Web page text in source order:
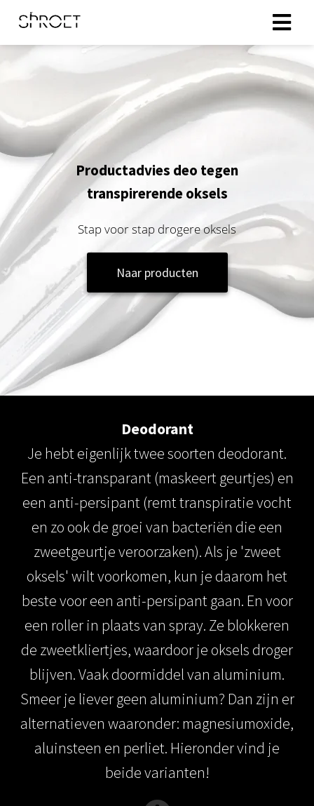
Productadvies deo tegen
transpirerende oksels
Stap voor stap drogere oksels
Naar producten
Deodorant
Je hebt eigenlijk twee soorten deodorant.
Een anti-transparant (maskeert geurtjes) en
een anti-persipant (remt transpiratie vocht
en zo ook de groei van bacteriën die een
zweetgeurtje veroorzaken). Als je 'zweet
oksels' wilt voorkomen, kun je daarom het
beste voor een anti-persipant gaan. En voor
een roller in plaats van spray. Ze blokkeren
de zweetkliertjes, waardoor je oksels droger
blijven. Vaak doormiddel van aluminium.
Smeer je liever geen aluminium? Dan zijn er
alternatieven waaronder: magnesiumoxide,
aluinsteen en perliet. Hieronder vind je
beide varianten!
zijn
om
te
Ze
gebruikt
deze
kan de
te
van
op
gebruikt
te
Hierdoor
website-